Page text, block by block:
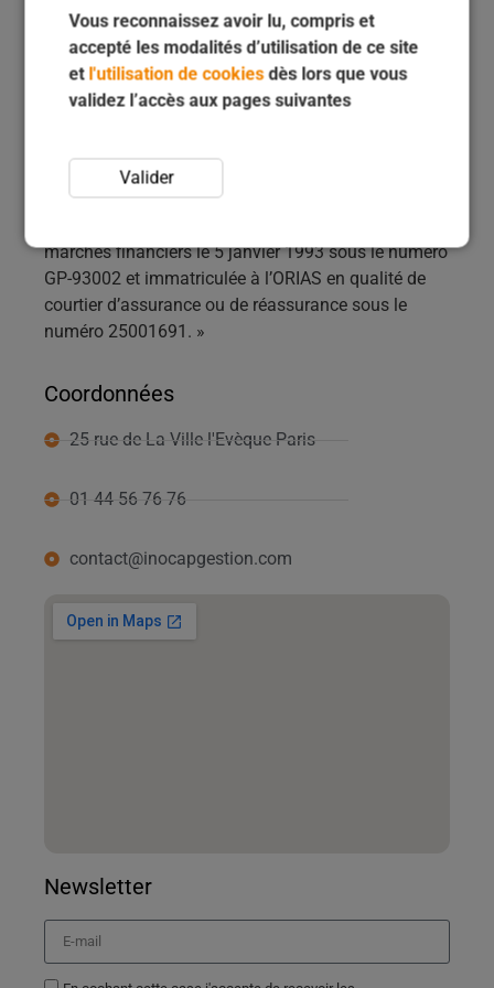
Créée en 2007, INOCAP Gestion est aujourd’hui une
expertise de Groupama Asset Management,
marchés financiers le 5 janvier 1993 sous le numéro
GP-93002 et immatriculée à l’ORIAS en qualité de
courtier d’assurance ou de réassurance sous le
numéro 25001691. »
Coordonnées
25 rue de La Ville l'Evèque Paris
01 44 56 76 76
contact@inocapgestion.com
Newsletter
Vous reconnaissez avoir lu, compris et
accepté les modalités d’utilisation de ce site
et l'utilisation de cookiesdès lors que vous
validez l’accès aux pages suivantes
Valider